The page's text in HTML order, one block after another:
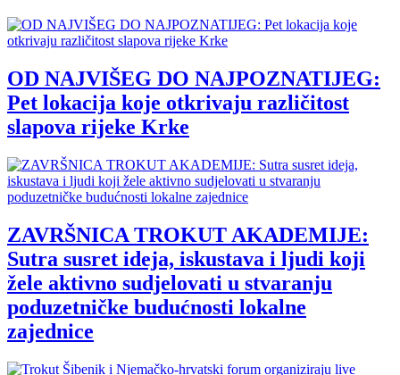
OD NAJVIŠEG DO NAJPOZNATIJEG:
Pet lokacija koje otkrivaju različitost
slapova rijeke Krke
ZAVRŠNICA TROKUT AKADEMIJE:
Sutra susret ideja, iskustava i ljudi koji
žele aktivno sudjelovati u stvaranju
poduzetničke budućnosti lokalne
zajednice